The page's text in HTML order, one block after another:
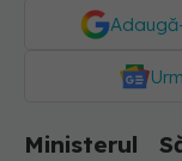
Ministerul